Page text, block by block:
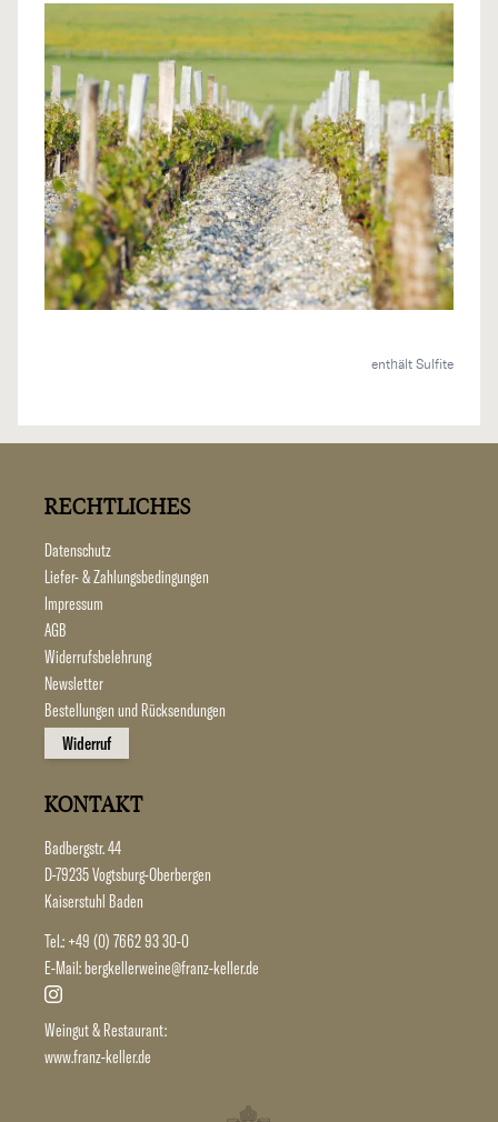
enthält Sulfite
RECHTLICHES
Datenschutz
Liefer- & Zahlungsbedingungen
Impressum
AGB
Widerrufsbelehrung
Newsletter
Bestellungen und Rücksendungen
Widerruf
KONTAKT
Badbergstr. 44
D-79235 Vogtsburg-Oberbergen
Kaiserstuhl Baden
Tel.: +49 (0) 7662 93 30-0
E-Mail:bergkellerweine@franz-keller.de
Weingut & Restaurant:
www.franz-keller.de